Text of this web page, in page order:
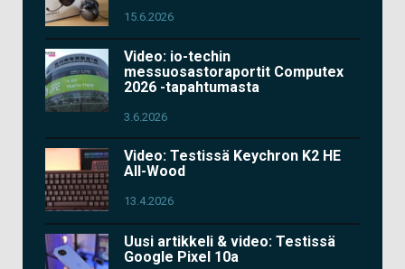
15.6.2026
Video: io-techin
messuosastoraportit Computex
2026 -tapahtumasta
3.6.2026
Video: Testissä Keychron K2 HE
All-Wood
13.4.2026
Uusi artikkeli & video: Testissä
Google Pixel 10a